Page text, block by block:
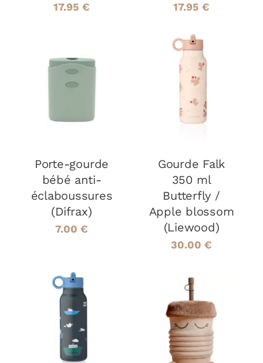
17.95 € 17.95 €
Porte-gourde
bébé anti-
éclaboussures
(Difrax)
7.00 €
AJOUTER AU
PANIER
DÉTAILS
Gourde Falk
350 ml
Butterfly /
Apple blossom
(Liewood)
30.00 €
AJOUTER AU
PANIER
DÉTAILS
AJOUTER AU
PANIER
/
DÉTAILS